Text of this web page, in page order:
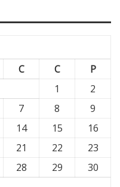
C C
P
1
2
7 8
9
14 15
16
21 22
23
28 29
30